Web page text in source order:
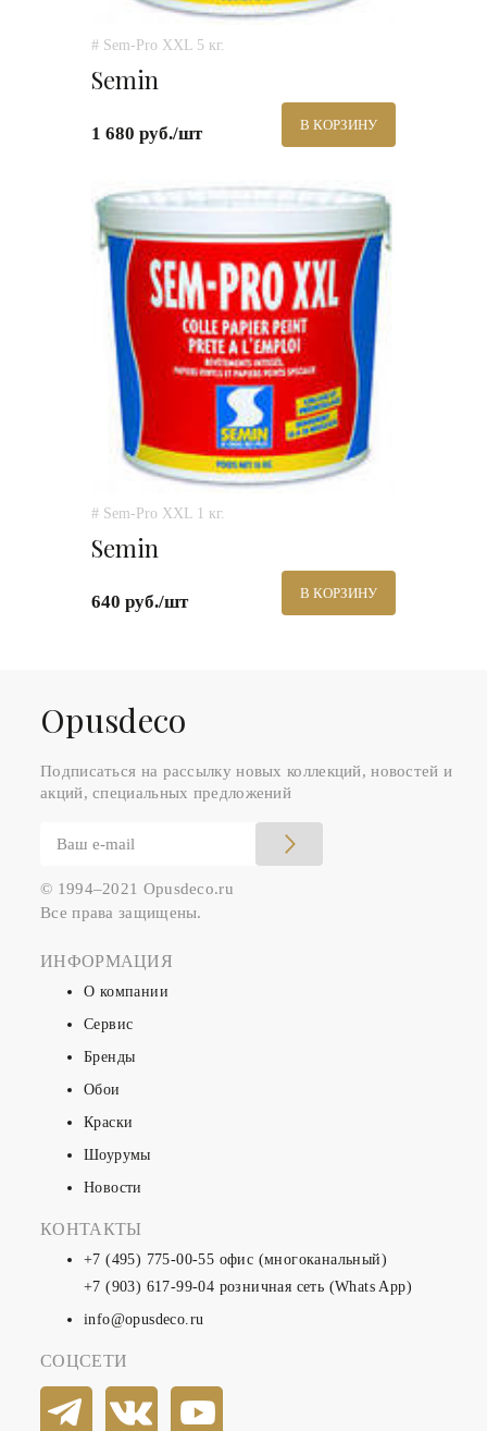
# Sem-Pro XXL 5 кг.
Semin
1 680 руб./шт В КОРЗИНУ
# Sem-Pro XXL 1 кг.
Semin
640 руб./шт В КОРЗИНУ
Оpusdeco
Подписаться на рассылку новых коллекций, новостей и
акций, специальных предложений
© 1994–2021 Opusdeco.ru
Все права защищены.
ИНФОРМАЦИЯ
О компании
Сервис
Бренды
Обои
Краски
Шоурумы
Новости
КОНТАКТЫ
+7 (495) 775-00-55 офис (многоканальный)
+7 (903) 617-99-04 розничная сеть (Whats App)
info@opusdeco.ru
СОЦСЕТИ